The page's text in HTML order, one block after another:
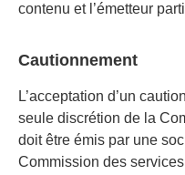
contenu et l’émetteur
Cautionnement
L’acceptation d’un
seule discrétion de la
doit être émis par une
Commission des